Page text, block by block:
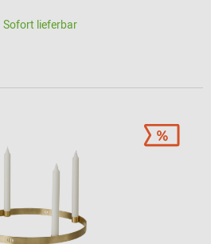
Sofort lieferbar